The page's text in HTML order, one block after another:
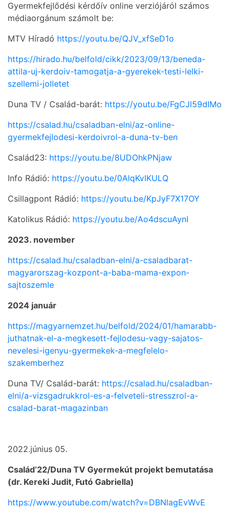
Gyermekfejlődési kérdőív online verziójáról számos
médiaorgánum számolt be:
MTV Híradó https://youtu.be/QJV_xfSeD1o
https://hirado.hu/belfold/cikk/2023/09/13/beneda-
attila-uj-kerdoiv-tamogatja-a-gyerekek-testi-lelki-
szellemi-jolletet
Duna TV / Család-barát: https://youtu.be/FgCJl59dIMo
https://csalad.hu/csaladban-elni/az-online-
gyermekfejlodesi-kerdoivrol-a-duna-tv-ben
Család23: https://youtu.be/8UDOhkPNjaw
Info Rádió: https://youtu.be/0AlqKvIKULQ
Csillagpont Rádió: https://youtu.be/KpJyF7X17OY
Katolikus Rádió: https://youtu.be/Ao4dscuAynI
2023. november
https://csalad.hu/csaladban-elni/a-csaladbarat-
magyarorszag-kozpont-a-baba-mama-expon-
sajtoszemle
2024 január
https://magyarnemzet.hu/belfold/2024/01/hamarabb-
juthatnak-el-a-megkesett-fejlodesu-vagy-sajatos-
nevelesi-igenyu-gyermekek-a-megfelelo-
szakemberhez
Duna TV/ Család-barát: https://csalad.hu/csaladban-
elni/a-vizsgadrukkrol-es-a-felveteli-stresszrol-a-
csalad-barat-magazinban
2022.június 05.
Család’22/Duna TV Gyermekút projekt bemutatása
(dr. Kereki Judit, Futó Gabriella)
https://www.youtube.com/watch?v=DBNlagEvWvE